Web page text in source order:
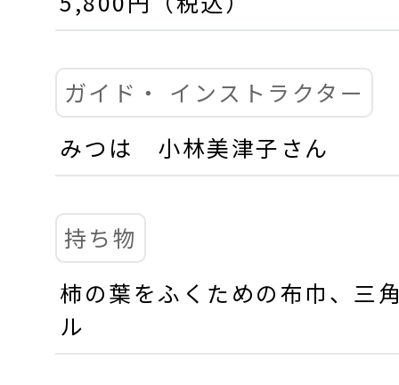
ガイド・
インストラクター
みつは 小林美津子さん
持ち物
柿の葉をふくための布巾、三
ル